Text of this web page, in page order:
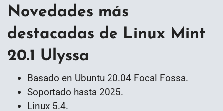
Novedades más
destacadas de Linux Mint
20.1 Ulyssa
Basado en Ubuntu 20.04 Focal Fossa.
Soportado hasta 2025.
Linux 5.4.